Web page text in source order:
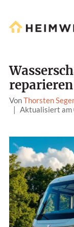
VonThorsten
| Aktualisiert am